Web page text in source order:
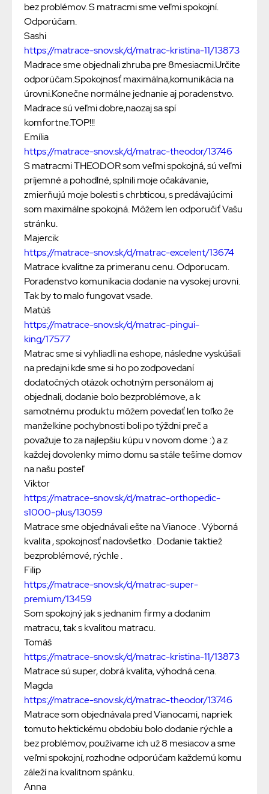
bez problémov. S matracmi sme veľmi spokojní.
Odporúčam.
Sashi
https://matrace-snov.sk/d/matrac-kristina-11/13873
Madrace sme objednali zhruba pre 8mesiacmi.Určite
odporúčam.Spokojnosť maximálna,komunikácia na
úrovni.Konečne normálne jednanie aj poradenstvo.
Madrace sú veľmi dobre,naozaj sa spí
komfortne.TOP!!!
Emília
https://matrace-snov.sk/d/matrac-theodor/13746
S matracmi THEODOR som veľmi spokojná, sú veľmi
príjemné a pohodlné, splnili moje očakávanie,
zmierňujú moje bolesti s chrbticou, s predávajúcimi
som maximálne spokojná. Môžem len odporučiť Vašu
stránku.
Majercik
https://matrace-snov.sk/d/matrac-excelent/13674
Matrace kvalitne za primeranu cenu. Odporucam.
Poradenstvo komunikacia dodanie na vysokej urovni.
Tak by to malo fungovat vsade.
Matúš
https://matrace-snov.sk/d/matrac-pingui-
king/17577
Matrac sme si vyhliadli na eshope, následne vyskúšali
na predajni kde sme si ho po zodpovedaní
dodatočných otázok ochotným personálom aj
objednali, dodanie bolo bezproblémove, a k
samotnému produktu môžem povedať len toľko že
manželkine pochybnosti boli po týždni preč a
považuje to za najlepšiu kúpu v novom dome :) a z
každej dovolenky mimo domu sa stále tešíme domov
na našu posteľ
Viktor
https://matrace-snov.sk/d/matrac-orthopedic-
s1000-plus/13059
Matrace sme objednávali ešte na Vianoce . Výborná
kvalita , spokojnosť nadovšetko . Dodanie taktiež
bezproblémové, rýchle .
Filip
https://matrace-snov.sk/d/matrac-super-
premium/13459
Som spokojný jak s jednanim firmy a dodanim
matracu, tak s kvalitou matracu.
Tomáš
https://matrace-snov.sk/d/matrac-kristina-11/13873
Matrace sú super, dobrá kvalita, výhodná cena.
Magda
https://matrace-snov.sk/d/matrac-theodor/13746
Matrace som objednávala pred Vianocami, napriek
tomuto hektickému obdobiu bolo dodanie rýchle a
bez problémov, používame ich už 8 mesiacov a sme
veľmi spokojní, rozhodne odporúčam každemú komu
záleží na kvalitnom spánku.
Anna